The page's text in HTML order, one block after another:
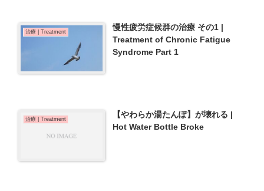
治療 | Treatment
慢性疲労症候群の治療 その1 |
Treatment of Chronic Fatigue
Syndrome Part 1
治療 | Treatment
【やわらか湯たんぽ】が壊れる |
Hot Water Bottle Broke